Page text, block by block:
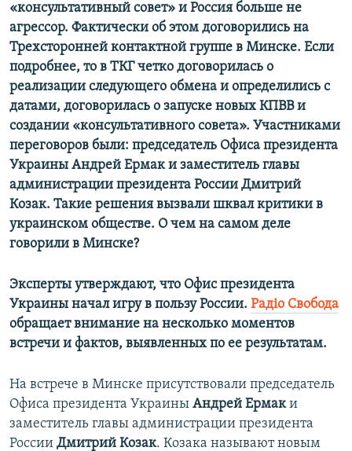
«консультативный совет» и Россия больше не
агрессор. Фактически об этом договорились на
Трехсторонней контактной группе в Минске. Если
подробнее, то в ТКГ четко договорилась о
реализации следующего обмена и определились с
датами, договорилась о запуске новых КПВВ и
создании «консультативного совета». Участниками
переговоров были: председатель Офиса президента
Украины Андрей Ермак и заместитель главы
администрации президента России Дмитрий
Козак. Такие решения вызвали шквал критики в
украинском обществе. О чем на самом деле
говорили в Минске?​
Эксперты утверждают, что Офис президента
Украины начал игру в пользу России. Радіо Свобода
обращает внимание на несколько моментов
встречи и фактов, выявленных по ее результатам.
На встрече в Минске присутствовали председатель
Офиса президента Украины Андрей Ермаки
заместитель главы администрации президента
России Дмитрий Козак. Козака называют новым